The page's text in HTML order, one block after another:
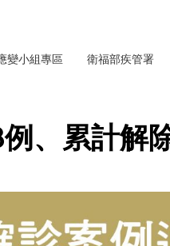
變小組專區 衛福部疾管署
、累計解